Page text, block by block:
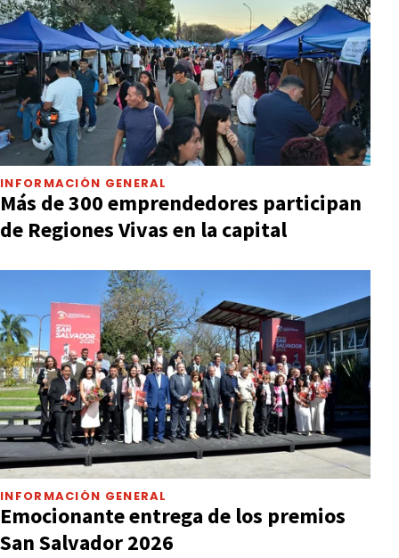
INFORMACIÓN GENERAL
Más de 300 emprendedores participan
de Regiones Vivas en la capital
INFORMACIÓN GENERAL
Emocionante entrega de los premios
San Salvador 2026